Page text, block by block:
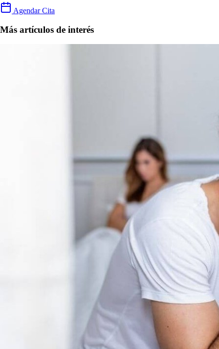
Agendar Cita
Más artículos de interés